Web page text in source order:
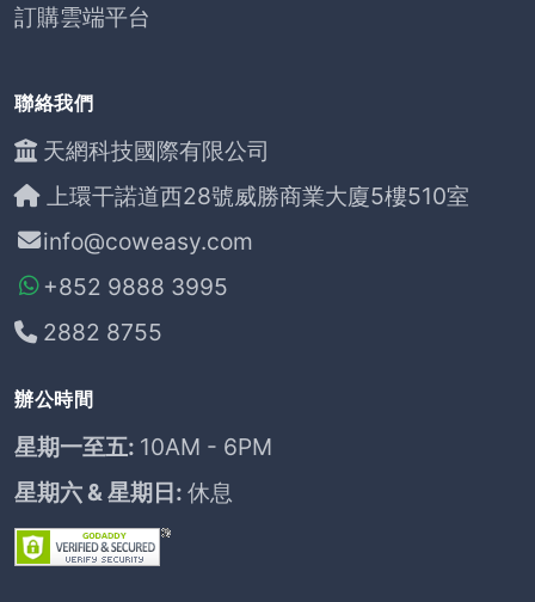
訂購雲端平台
聯絡我們
天網科技國際有限公司
上環干諾道西28號威勝商業大廈5樓510室
info@coweasy.com
+852 9888 3995
2882 8755
辦公時間
星期一至五: 10AM - 6PM
星期六 & 星期日: 休息